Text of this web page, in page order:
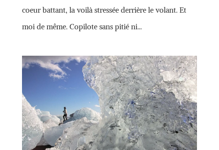
coeur battant, la voilà stressée derrière le volant. Et
moi de même. Copilote sans pitié ni...